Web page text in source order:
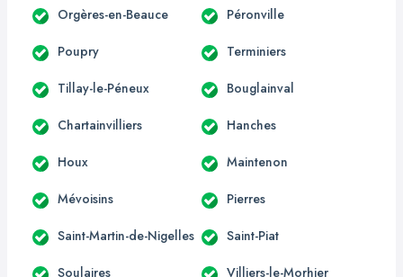
Orgères-en-Beauce Péronville
Poupry Terminiers
Tillay-le-Péneux Bouglainval
Chartainvilliers Hanches
Houx Maintenon
Mévoisins Pierres
Saint-Martin-de-Nigelles Saint-Piat
Soulaires Villiers-le-Morhier